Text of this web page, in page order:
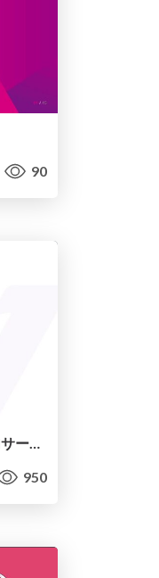
90
我々は「庭師」。市場におけるviviONサービスのあり方
950